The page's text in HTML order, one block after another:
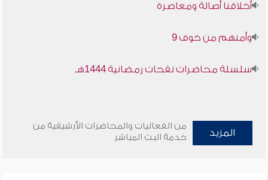
أخلاقنا أصالة ومعاصرة
وأمنهم من خوف 9
سلسلة محاضرات نفحات رمضانية 1444هـ
المزيد
من الفعاليات والمحاضرات الأرشيفية من
خدمة البث المباشر